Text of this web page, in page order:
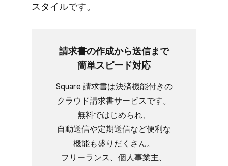
スタイルです。
請求書の​作成から​送信まで​
簡単スピード対応
Square 請求書は​決済機能​付きの​
クラウド請求書サービスです。​
無料で​はじめられ、​
自動送信や定期送信など​便利な​
機能も​盛りだくさん。​
フリーランス、​個人事業主、​